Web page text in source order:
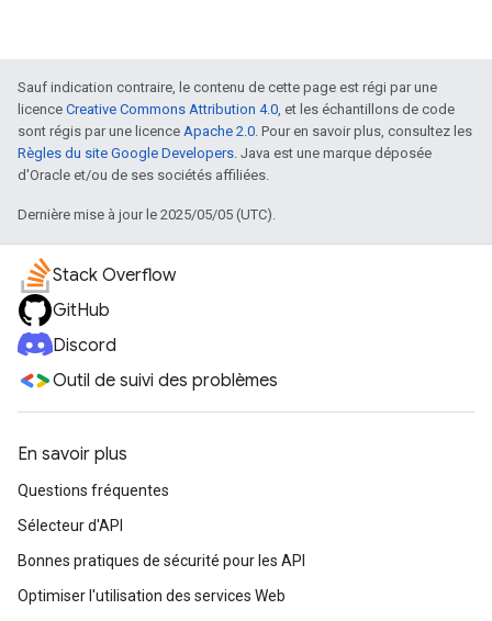
Sauf indication contraire, le contenu de cette page est régi par une
licence Creative Commons Attribution 4.0 , et les échantillons de code
sont régis par une licence Apache 2.0 . Pour en savoir plus, consultez les
Règles du site Google Developers . Java est une marque déposée
d'Oracle et/ou de ses sociétés affiliées.
Dernière mise à jour le 2025/05/05 (UTC).
Stack Overflow
GitHub
Discord
Outil de suivi des problèmes
En savoir plus
Questions fréquentes
Sélecteur d'API
Bonnes pratiques de sécurité pour les API
Optimiser l'utilisation des services Web